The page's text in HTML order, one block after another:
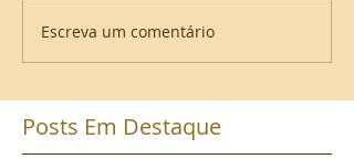
Escreva um comentário
Posts Em Destaque